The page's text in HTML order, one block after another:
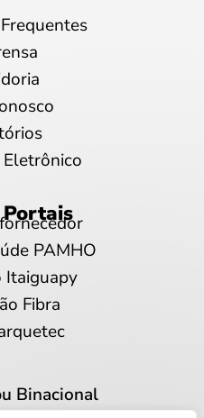
PAMHO
Itaiguapy
Fibra
Binacional